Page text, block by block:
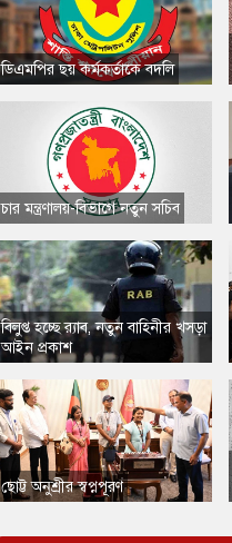
​ডিএমপির ছয় কর্মকর্তাকে বদলি
​চার মন্ত্রণালয়-বিভাগে নতুন সচিব
​বিলুপ্ত হচ্ছে র‍্যাব, নতুন বাহিনীর খসড়া
আইন প্রকাশ
ছোট্ট অনুশ্রীর স্বপ্নপূরণ